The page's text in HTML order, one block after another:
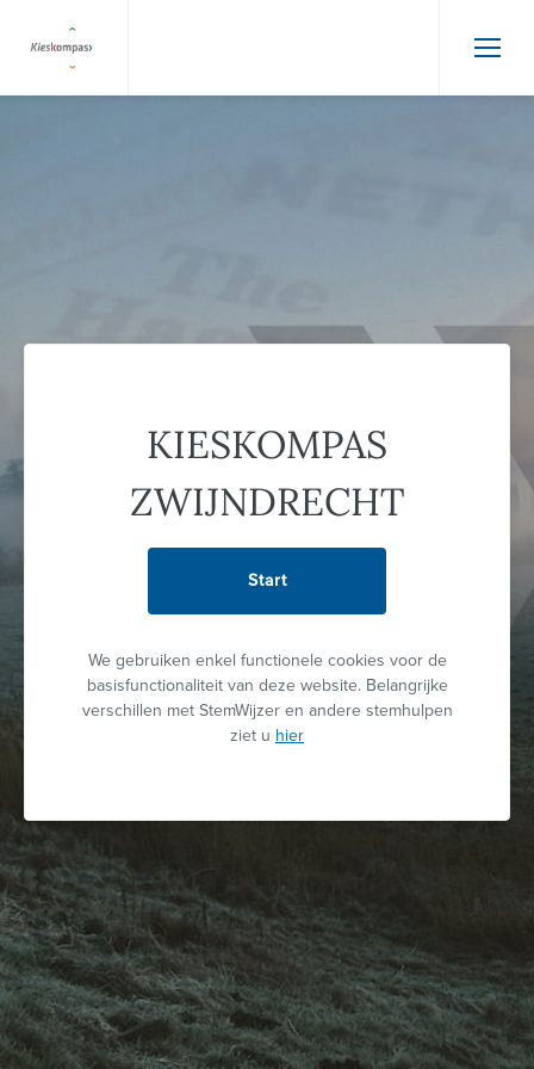
KIESKOMPAS
ZWIJNDRECHT
Start
We gebruiken enkel functionele cookies voor de
basisfunctionaliteit van deze website. Belangrijke
verschillen met StemWijzer en andere stemhulpen
ziet u hier